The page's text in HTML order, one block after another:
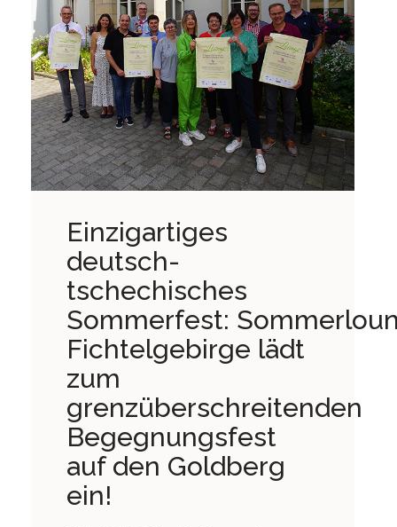
Einzigartiges
deutsch-
tschechisches
Sommerfest:
Fichtelgebirge lädt
zum
grenzüberschreitenden
Begegnungsfest
auf den Goldberg
ein!